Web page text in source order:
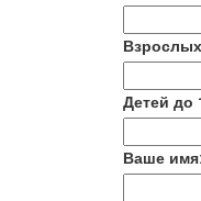
Взрослых
Детей до
Ваше имя: